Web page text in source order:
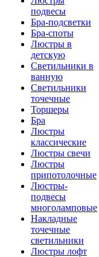
подвесы
Бра-подсветки
Бра-споты
Люстры в
детскую
Светильники в
ванную
Светильники
точечные
Торшеры
Бра
Люстры
классические
Люстры свечи
Люстры
припотолочные
Люстры-
подвесы
многоламповые
Накладные
точечные
светильники
Люстры лофт